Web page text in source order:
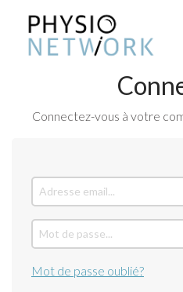
Connectez-vous à votre
Mot de passe oublié?